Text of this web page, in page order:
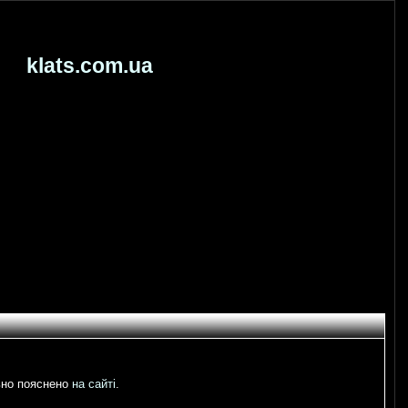
klats.com.ua
поясненона сайті